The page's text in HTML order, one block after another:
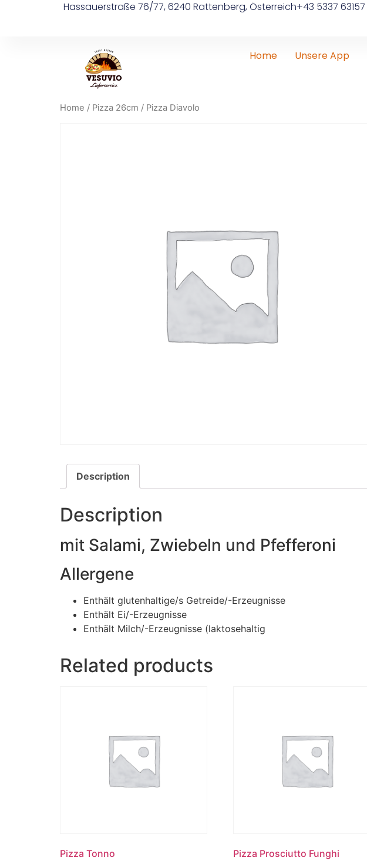
Hassauerstraße 76/77, 6240 Rattenberg, Österreich+43 5337 63157
Home Unsere App
Home / Pizza 26cm / Pizza Diavolo
Description
Description
mit Salami, Zwiebeln und Pfefferoni
Allergene
Enthält glutenhaltige/s Getreide/-Erzeugnisse
Enthält Ei/-Erzeugnisse
Enthält Milch/-Erzeugnisse (laktosehaltig
Related products
Pizza Tonno Pizza Prosciutto Funghi